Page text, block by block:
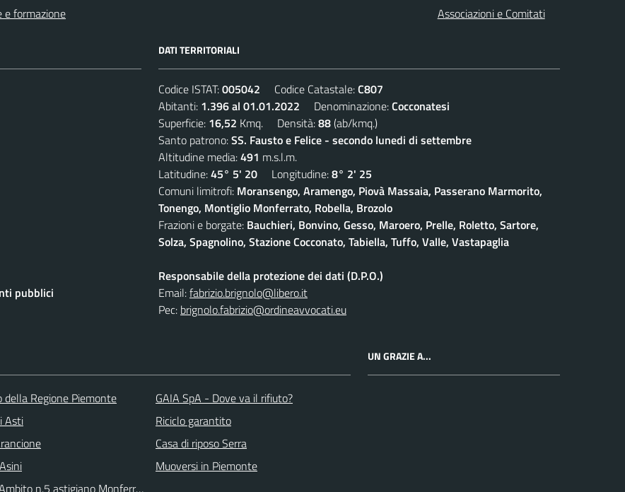
e formazione
Associazioni e Comitati
pubblici
DATI TERRITORIALI
Codice ISTAT:005042 Codice Catastale:C807
Abitanti: 1.396 al 01.01.2022 Denominazione:Cocconatesi
Superficie: 16,52 Kmq. Densità:88(ab/kmq.)
Santo patrono:SS. Fausto e Felice - secondo lunedi di settembre
Altitudine media:491 m.s.l.m.
Latitudine:45° 5' 20 Longitudine:8° 2' 25
Comuni limitrofi: Moransengo, Aramengo, Piovà Massaia, Passerano Marmorito,
Tonengo, Montiglio Monferrato, Robella, Brozolo
Frazioni e borgate: Bauchieri, Bonvino, Gesso, Maroero, Prelle, Roletto, Sartore,
Solza, Spagnolino, Stazione Cocconato, Tabiella, Tuffo, Valle, Vastapaglia
Responsabile della protezione dei dati (D.P.O.)
Email:fabrizio.brignolo@libero.it
Pec: brignolo.fabrizio@ordineavvocati.eu
della Regione Piemonte
Asti
n.5 astigiano Monferrato
GAIA SpA - Dove va il rifiuto?
Riciclo garantito
Casa di riposo Serra
Muoversi in Piemonte
UN GRAZIE A...